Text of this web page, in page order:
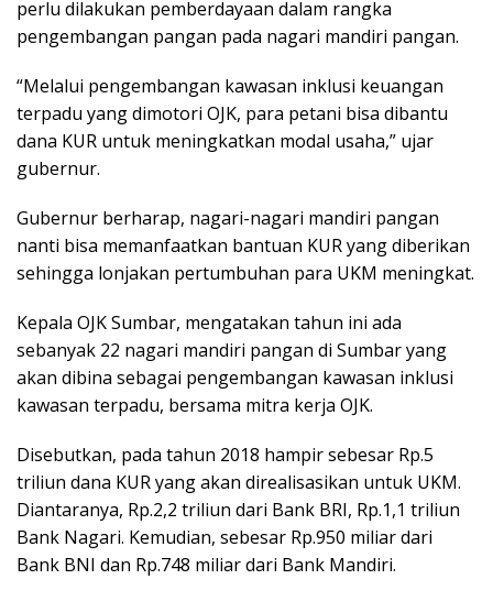
perlu dilakukan pemberdayaan dalam rangka
pengembangan pangan pada nagari mandiri pangan.
“Melalui pengembangan kawasan inklusi keuangan
terpadu yang dimotori OJK, para petani bisa dibantu
dana KUR untuk meningkatkan modal usaha,” ujar
gubernur.
Gubernur berharap, nagari-nagari mandiri pangan
nanti bisa memanfaatkan bantuan KUR yang diberikan
sehingga lonjakan pertumbuhan para UKM meningkat.
Kepala OJK Sumbar, mengatakan tahun ini ada
sebanyak 22 nagari mandiri pangan di Sumbar yang
akan dibina sebagai pengembangan kawasan inklusi
kawasan terpadu, bersama mitra kerja OJK.
Disebutkan, pada tahun 2018 hampir sebesar Rp.5
triliun dana KUR yang akan direalisasikan untuk UKM.
Diantaranya, Rp.2,2 triliun dari Bank BRI, Rp.1,1 triliun
Bank Nagari. Kemudian, sebesar Rp.950 miliar dari
Bank BNI dan Rp.748 miliar dari Bank Mandiri.